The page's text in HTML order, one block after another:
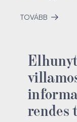
TOVÁBB
rendes